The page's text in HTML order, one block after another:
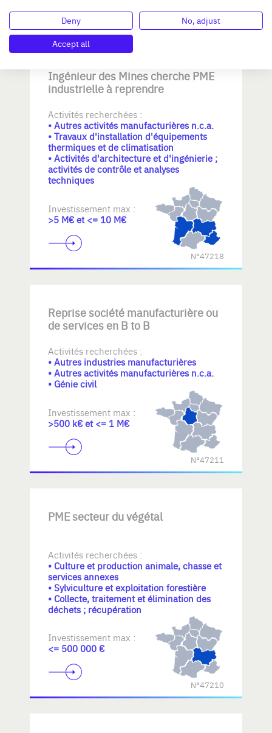
N°47221
Ingénieur des Mines cherche PME
industrielle à reprendre
Activités recherchées :
• Autres activités manufacturières n.c.a.
• Travaux d'installation d'équipements
thermiques et de climatisation
• Activités d'architecture et d'ingénierie ;
activités de contrôle et analyses
techniques
Investissement max :
>5 M€ et <= 10 M€
N°47218
Reprise société manufacturière ou
de services en B to B
Activités recherchées :
• Autres industries manufacturières
• Autres activités manufacturières n.c.a.
• Génie civil
Investissement max :
>500 k€ et <= 1 M€
N°47211
PME secteur du végétal
Activités recherchées :
• Culture et production animale, chasse et
services annexes
• Sylviculture et exploitation forestière
• Collecte, traitement et élimination des
déchets ; récupération
Investissement max :
<= 500 000 €
N°47210
Deny
No, adjust
Accept all